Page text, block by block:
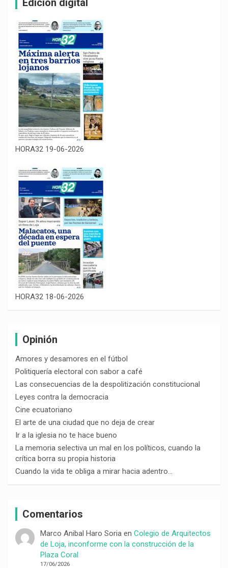
Edición digital
HORA32 19-06-2026
HORA32 18-06-2026
Opinión
Amores y desamores en el fútbol
Politiquería electoral con sabor a café
Las consecuencias de la despolitización constitucional
Leyes contra la democracia
Cine ecuatoriano
El arte de una ciudad que no deja de crear
Ir a la iglesia no te hace bueno
La memoria selectiva un mal en los políticos, cuando la
crítica borra su propia historia
Cuando la vida te obliga a mirar hacia adentro…
Comentarios
Marco Anibal Haro Soriaen Colegio de Arquitectos
de Loja, inconforme con la construcción de la
Plaza Coral
17/06/2026